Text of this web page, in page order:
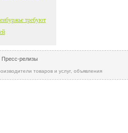
требуют
Пресс-релизы
товаров и услуг, объявления